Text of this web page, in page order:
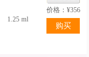
1.25 ml
价格： ¥356